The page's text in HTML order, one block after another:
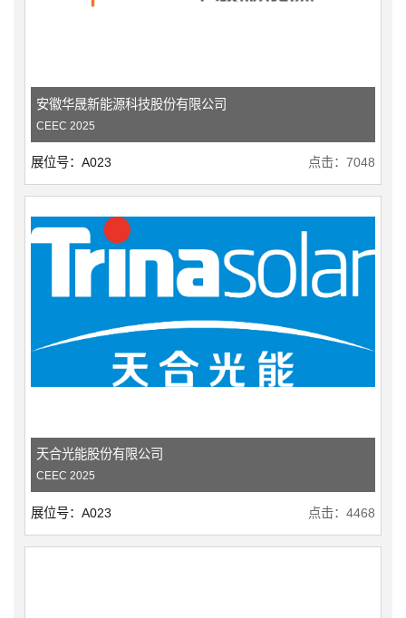
安徽华晟新能源科技股份有限公司
CEEC 2025
展位号：A023 点击：7048
天合光能股份有限公司
CEEC 2025
展位号：A023 点击：4468